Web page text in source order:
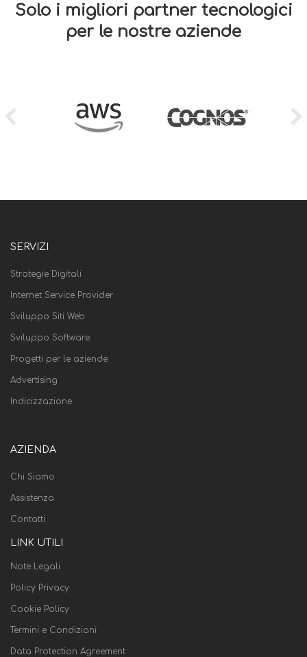
Solo i migliori partner tecnologici
per le nostre aziende
SERVIZI
Strategie Digitali
Internet Service Provider
Sviluppo Siti Web
Sviluppo Software
Progetti per le aziende
Advertising
Indicizzazione
AZIENDA
Chi Siamo
Assistenza
Contatti
LINK UTILI
Note Legali
Policy Privacy
Cookie Policy
Termini e Condizioni
Data Protection Agreement